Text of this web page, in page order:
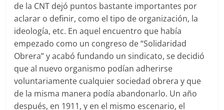
de la CNT dejó puntos bastante importantes por
aclarar o definir, como el tipo de organización, la
ideología, etc. En aquel encuentro que había
empezado como un congreso de “Solidaridad
Obrera” y acabó fundando un sindicato, se decidió
que al nuevo organismo podían adherirse
voluntariamente cualquier sociedad obrera y que
de la misma manera podía abandonarlo. Un año
después, en 1911, y en el mismo escenario, el